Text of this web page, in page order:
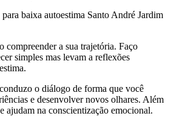
baixa autoestima Santo André Jardim
compreender a sua trajetória. Faço
simples mas levam a reflexões
o diálogo de forma que você
e desenvolver novos olhares. Além
ajudam na conscientização emocional.